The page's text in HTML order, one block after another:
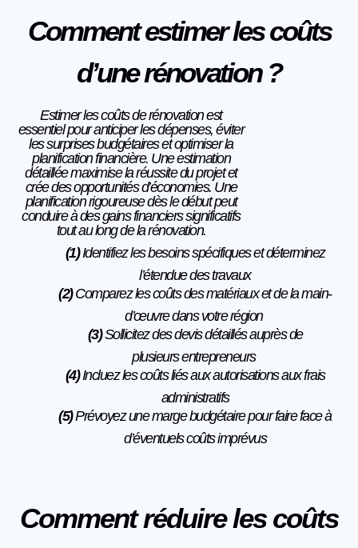
Comment estimer les coûts
d’une rénovation ?
Estimer les coûts de rénovation est
essentiel pour anticiper les dépenses, éviter
les surprises budgétaires et optimiser la
planification financière. Une estimation
détaillée maximise la réussite du projet et
crée des opportunités d’économies. Une
planification rigoureuse dès le début peut
conduire à des gains financiers significatifs
tout au long de la rénovation.
(1)Identifiez les besoins spécifiques et déterminez
l’étendue des travaux
(2)Comparez les coûts des matériaux et de la main-
d’œuvre dans votre région
(3)Sollicitez des devis détaillés auprès de
plusieurs entrepreneurs
(4)Incluez les coûts liés aux autorisations aux frais
administratifs
(5)Prévoyez une marge budgétaire pour faire face à
d’éventuels coûts imprévus
Comment réduire les coûts